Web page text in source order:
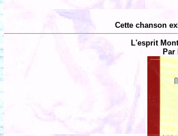
Cette chanson
L'esprit
Par